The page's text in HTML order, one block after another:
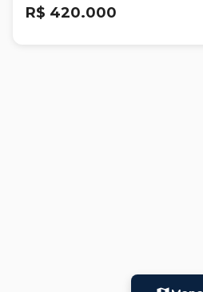
R$ 420.000